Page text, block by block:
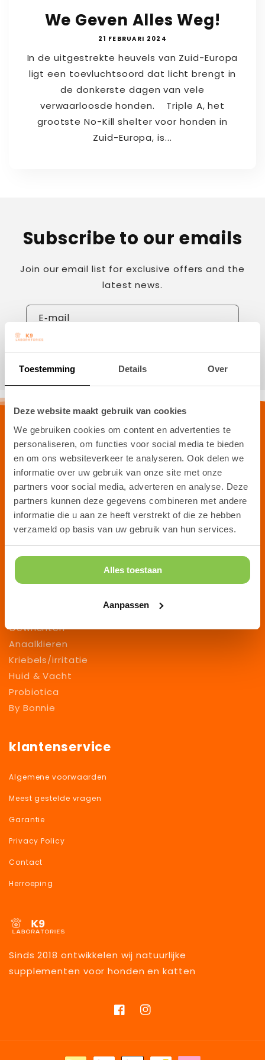
Toestemming Details Over
Deze website maakt gebruik van cookies
We gebruiken cookies om content en advertenties te
personaliseren, om functies voor social media te bieden
en om ons websiteverkeer te analyseren. Ook delen we
informatie over uw gebruik van onze site met onze
partners voor social media, adverteren en analyse. Deze
partners kunnen deze gegevens combineren met andere
informatie die u aan ze heeft verstrekt of die ze hebben
verzameld op basis van uw gebruik van hun services.
Alles toestaan
Aanpassen
We Geven Alles Weg!
21 FEBRUARI 2024
In de uitgestrekte heuvels van Zuid-Europa
ligt een toevluchtsoord dat licht brengt in
de donkerste dagen van vele
verwaarloosde honden. Triple A, het
grootste No-Kill shelter voor honden in
Zuid-Europa, is...
Subscribe to our emails
Join our email list for exclusive offers and the
latest news.
E‑mail
Sign up
K9 Laboratories
Blankenstein 640
7943PA Meppel
Nederland
info@hondensupplement.nl
+31 (0)6- 25 56 56 70
Ma/Di/Do/Vr 8.30-14.00
Categorieën:
Gewrichten
Anaalklieren
Kriebels/irritatie
Huid & Vacht
Probiotica
By Bonnie
klantenservice
Algemene voorwaarden
Meest gestelde vragen
Garantie
Privacy Policy
Contact
Herroeping
Sinds 2018 ontwikkelen wij natuurlijke
supplementen voor honden en katten
FacebookInstagram
Betaalmethoden